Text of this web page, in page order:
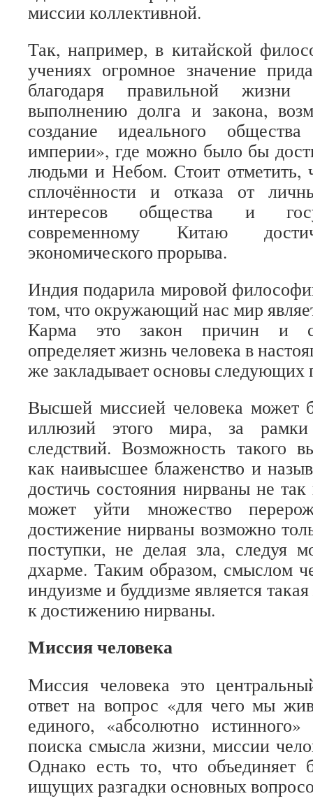
миссии коллективной.
Так, например, в китайской
учениях огромное значение
благодаря правильной жизни
выполнению долга и закона,
создание идеального
империи», где можно было бы
людьми и Небом. Стоит отметить,
сплочённости и отказа от
интересов общества и
современному Китаю
экономического прорыва.
Индия подарила мировой
том, что окружающий нас мир
Карма это закон причин и
определяет жизнь человека в
же закладывает основы следующих
Высшей миссией человека может
иллюзий этого мира, за
следствий. Возможность такого
как наивысшее блаженство и
достичь состояния нирваны не так
может уйти множество
достижение нирваны возможно
поступки, не делая зла, следуя
дхарме. Таким образом, смыслом
индуизме и буддизме является
к достижению нирваны.
Миссия человека
Миссия человека это
ответ на вопрос «для чего мы
единого, «абсолютно
поиска смысла жизни, миссии
Однако есть то, что объединяет
ищущих разгадки основных